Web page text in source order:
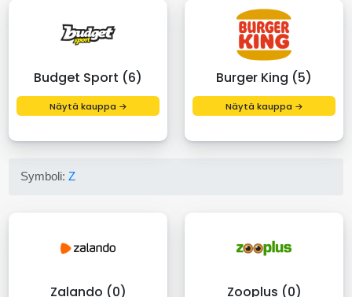
Budget Sport (6)
Näytä kauppa →
Burger King (5)
Näytä kauppa →
Symboli:Z
Zalando (0) Zooplus (0)